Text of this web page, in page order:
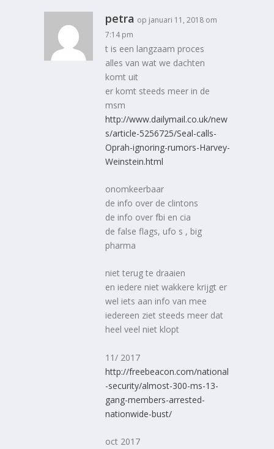
petra op januari 11, 2018 om
7:14 pm
t is een langzaam proces
alles van wat we dachten
komt uit
er komt steeds meer in de
msm
http://www.dailymail.co.uk/new
s/article-5256725/Seal-calls-
Oprah-ignoring-rumors-Harvey-
Weinstein.html
onomkeerbaar
de info over de clintons
de info over fbi en cia
de false flags, ufo s , big
pharma
niet terug te draaien
en iedere niet wakkere krijgt er
wel iets aan info van mee
iedereen ziet steeds meer dat
heel veel niet klopt
11/ 2017
http://freebeacon.com/national
-security/almost-300-ms-13-
gang-members-arrested-
nationwide-bust/
oct 2017